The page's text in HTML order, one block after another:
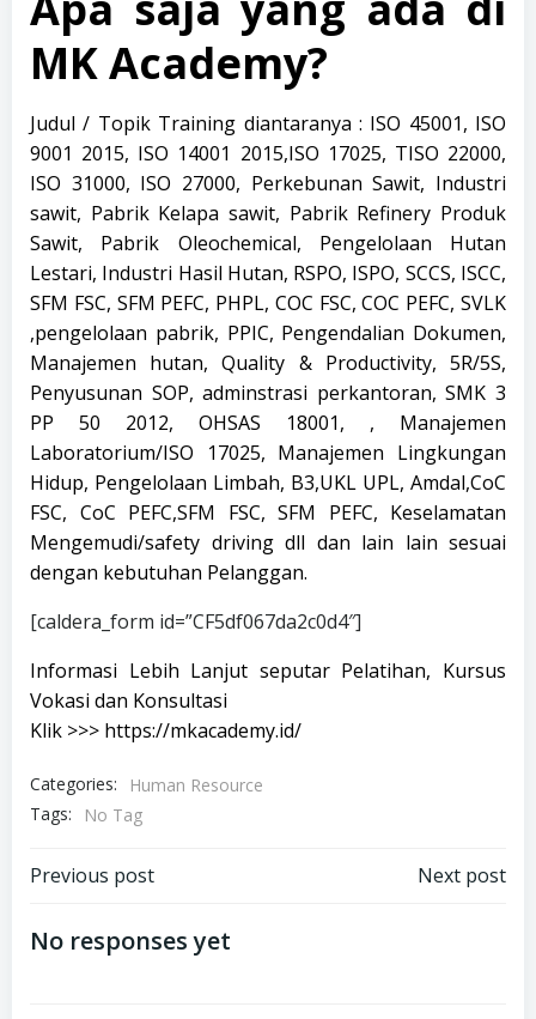
MK Academy?
Judul / Topik Training diantaranya : ISO 45001, ISO
9001 2015, ISO 14001 2015,ISO 17025, TISO 22000,
ISO 31000, ISO 27000, Perkebunan Sawit, Industri
sawit, Pabrik Kelapa sawit, Pabrik Refinery Produk
Sawit, Pabrik Oleochemical, Pengelolaan Hutan
Lestari, Industri Hasil Hutan, RSPO, ISPO, SCCS, ISCC,
SFM FSC, SFM PEFC, PHPL, COC FSC, COC PEFC, SVLK
,pengelolaan pabrik, PPIC, Pengendalian Dokumen,
Manajemen hutan, Quality & Productivity, 5R/5S,
Penyusunan SOP, adminstrasi perkantoran, SMK 3
PP 50 2012, OHSAS 18001, , Manajemen
Laboratorium/ISO 17025, Manajemen Lingkungan
Hidup, Pengelolaan Limbah, B3,UKL UPL, Amdal,CoC
FSC, CoC PEFC,SFM FSC, SFM PEFC, Keselamatan
Mengemudi/safety driving dll dan lain lain sesuai
dengan kebutuhan Pelanggan.
[caldera_form id=”CF5df067da2c0d4″]
Informasi Lebih Lanjut seputar Pelatihan, Kursus
Vokasi dan Konsultasi
Klik >>> https://mkacademy.id/
Categories:
Human Resource
Tags:
No Tag
Post
navigation
Previous post Next post
No responses yet